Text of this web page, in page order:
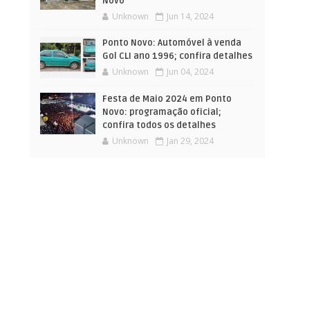
Unknown Jun 14, 2024
Ponto Novo: Automóvel à venda
Gol CLI ano 1996; confira detalhes
Unknown Jun 04, 2024
Festa de Maio 2024 em Ponto
Novo: programação oficial;
confira todos os detalhes
Unknown Jan 29, 2024